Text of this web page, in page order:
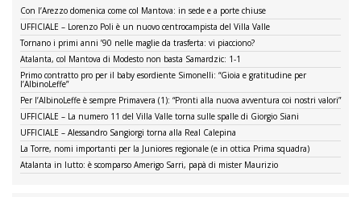
Con l’Arezzo domenica come col Mantova: in sede e a porte chiuse
UFFICIALE – Lorenzo Poli è un nuovo centrocampista del Villa Valle
Tornano i primi anni ’90 nelle maglie da trasferta: vi piacciono?
Atalanta, col Mantova di Modesto non basta Samardzic: 1-1
Primo contratto pro per il baby esordiente Simonelli: “Gioia e gratitudine per
l’AlbinoLeffe”
Per l’AlbinoLeffe è sempre Primavera (1): “Pronti alla nuova avventura coi nostri valori”
UFFICIALE – La numero 11 del Villa Valle torna sulle spalle di Giorgio Siani
UFFICIALE – Alessandro Sangiorgi torna alla Real Calepina
La Torre, nomi importanti per la Juniores regionale (e in ottica Prima squadra)
Atalanta in lutto: è scomparso Amerigo Sarri, papà di mister Maurizio